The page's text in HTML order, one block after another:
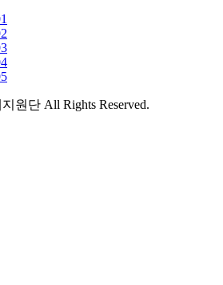
원단 All Rights Reserved.